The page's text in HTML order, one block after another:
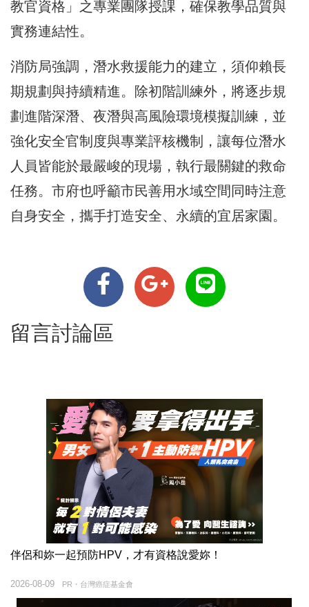
教官資格」之專業團隊授課，確保教學品質與
實務連結性。
消防局強調，潛水救援能力的建立，須仰賴長
期規劃與持續精進。除初階訓練外，將逐步規
劃進階深潛、夜潛與高風險環境模擬訓練，並
強化安全官制度與專業評核機制，讓每位潛水
人員皆能於最嚴峻的現場，執行最關鍵的救命
任務。市府也呼籲市民善用水域空間同時注意
自身安全，攜手打造安全、永續的宜居家園。
留言討論區
伴侶和妳一起預防HPV，才有資格說愛妳！
PR・台灣癌症基金會
2026-08-09